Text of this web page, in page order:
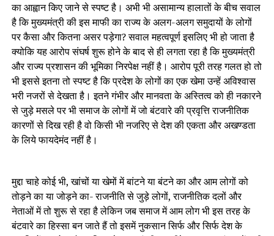
का आह्वान किए जाने से स्पष्ट है। अभी भी असामान्य हालातों के बीच सवाल
है कि मुख्यमंत्री की इस माफी का राज्य के अलग-अलग समुदायों के लोगों
पर कैसा और कितना असर पड़ेगा? सवाल महत्वपूर्ण इसलिए भी हो जाता है
क्योकि यह आरोप संघर्ष शुरू होने के बाद से ही लगता रहा है कि मुख्यमंत्री
और राज्य प्रशासन की भूमिका निरपेक्ष नहीं है। आरोप पूरी तरह गलत हो तो
भी इससे इतना तो स्पष्ट है कि प्रदेश के लोगों का एक खेमा उन्हें अविश्वास
भरी नजरों से देखता है। इतने गंभीर और मानवता के अस्तित्व को ही नकारने
से जुड़े मसले पर भी समाज के लोगों में जो बंटवारे की प्रवृत्ति राजनीतिक
कारणों से दिख रही है वो किसी भी नजरिए से देश की एकता और अखण्डता
के लिये फायदेमंद नहीं है।
मुद्दा चाहे कोई भी, खांचों या खेमों में बांटने या बंटने का और आम लोगों को
तोड़ने का या जोड़ने का- राजनीति से जुड़े लोगों, राजनीतिक दलों और
नेताओं में तो शुरू से रहा है लेकिन जब समाज में आम लोग भी इस तरह के
बंटवारे का हिस्सा बन जाते हैं तो इसमें नुकसान सिर्फ और सिर्फ देश के